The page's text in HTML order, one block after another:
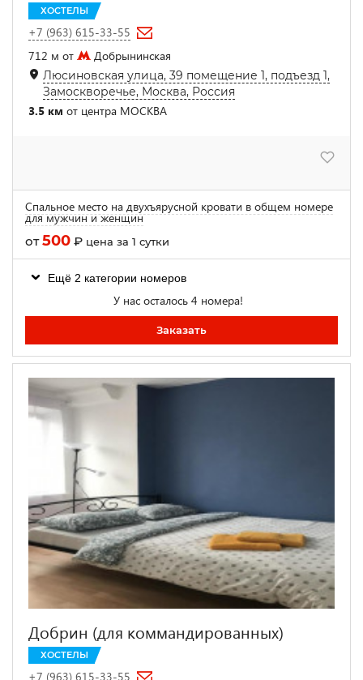
ХОСТЕЛЫ
+7 (963) 615-33-55
712 м от
Добрынинская
Люсиновская улица, 39 помещение 1, подъезд 1,
Замоскворечье, Москва, Россия
3.5 км от центра МОСКВА
Спальное место на двухъярусной кровати в общем номере
для мужчин и женщин
от500 ₽ цена за 1 сутки
Ещё 2 категории номеров
У нас осталось 4 номера!
Заказать
Добрин (для коммандированных)
ХОСТЕЛЫ
+7 (963) 615-33-55